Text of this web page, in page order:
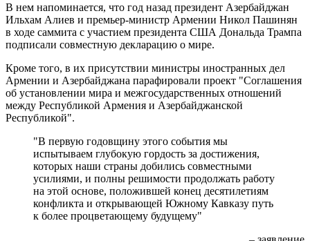
В нем напоминается, что год назад президент Азербайджан
Ильхам Алиев и премьер-министр Армении Никол Пашинян
в ходе саммита с участием президента США Дональда Трампа
подписали совместную декларацию о мире.
Кроме того, в их присутствии министры иностранных дел
Армении и Азербайджана парафировали проект "Соглашения
об установлении мира и межгосударственных отношений
между Республикой Армения и Азербайджанской
Республикой".
"В первую годовщину этого события мы
испытываем глубокую гордость за достижения,
которых наши страны добились совместными
усилиями, и полны решимости продолжать работу
на этой основе, положившей конец десятилетиям
конфликта и открывающей Южному Кавказу путь
к более процветающему будущему"